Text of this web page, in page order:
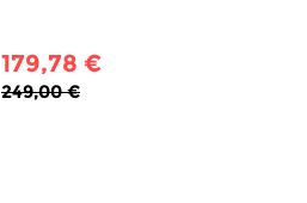
179,78 €
249,00 €